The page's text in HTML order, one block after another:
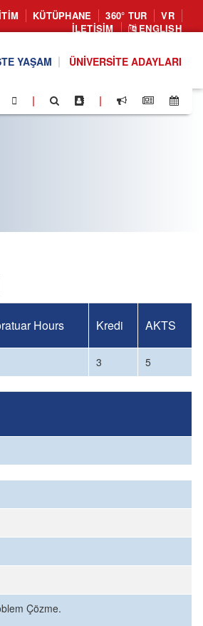
KÜTÜPHANE 360° TUR
VR
İLETIŞIM
ENGLISH
YAŞAM ÜNIVERSITE ADAYLARI
| |
Hours Kredi AKTS
3 5
Çözme.